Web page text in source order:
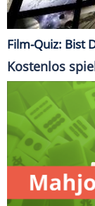
Film-Quiz: Bist
Kostenlos